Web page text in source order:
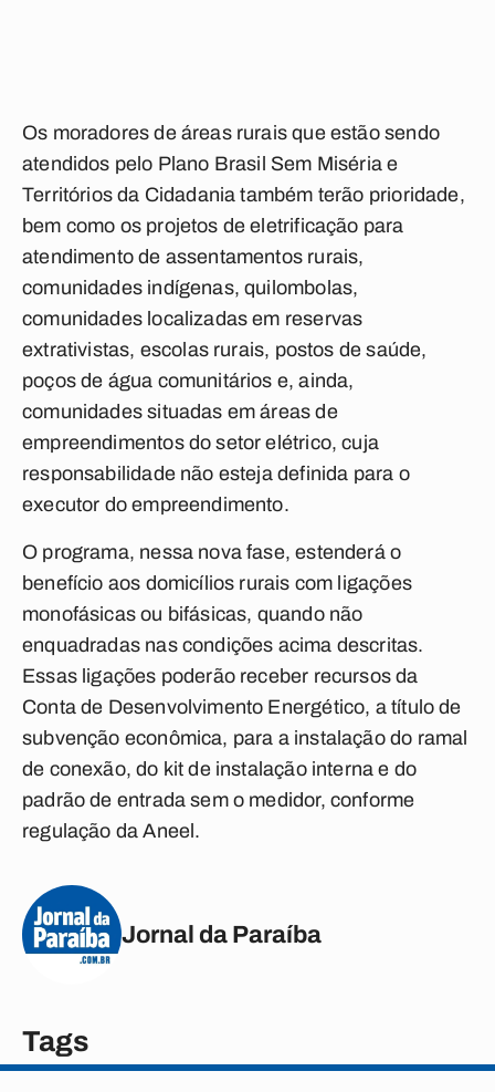
Os moradores de áreas rurais que estão sendo
atendidos pelo Plano Brasil Sem Miséria e
Territórios da Cidadania também terão prioridade,
bem como os projetos de eletrificação para
atendimento de assentamentos rurais,
comunidades indígenas, quilombolas,
comunidades localizadas em reservas
extrativistas, escolas rurais, postos de saúde,
poços de água comunitários e, ainda,
comunidades situadas em áreas de
empreendimentos do setor elétrico, cuja
responsabilidade não esteja definida para o
executor do empreendimento.
O programa, nessa nova fase, estenderá o
benefício aos domicílios rurais com ligações
monofásicas ou bifásicas, quando não
enquadradas nas condições acima descritas.
Essas ligações poderão receber recursos da
Conta de Desenvolvimento Energético, a título de
subvenção econômica, para a instalação do ramal
de conexão, do kit de instalação interna e do
padrão de entrada sem o medidor, conforme
regulação da Aneel.
Jornal da Paraíba
Tags